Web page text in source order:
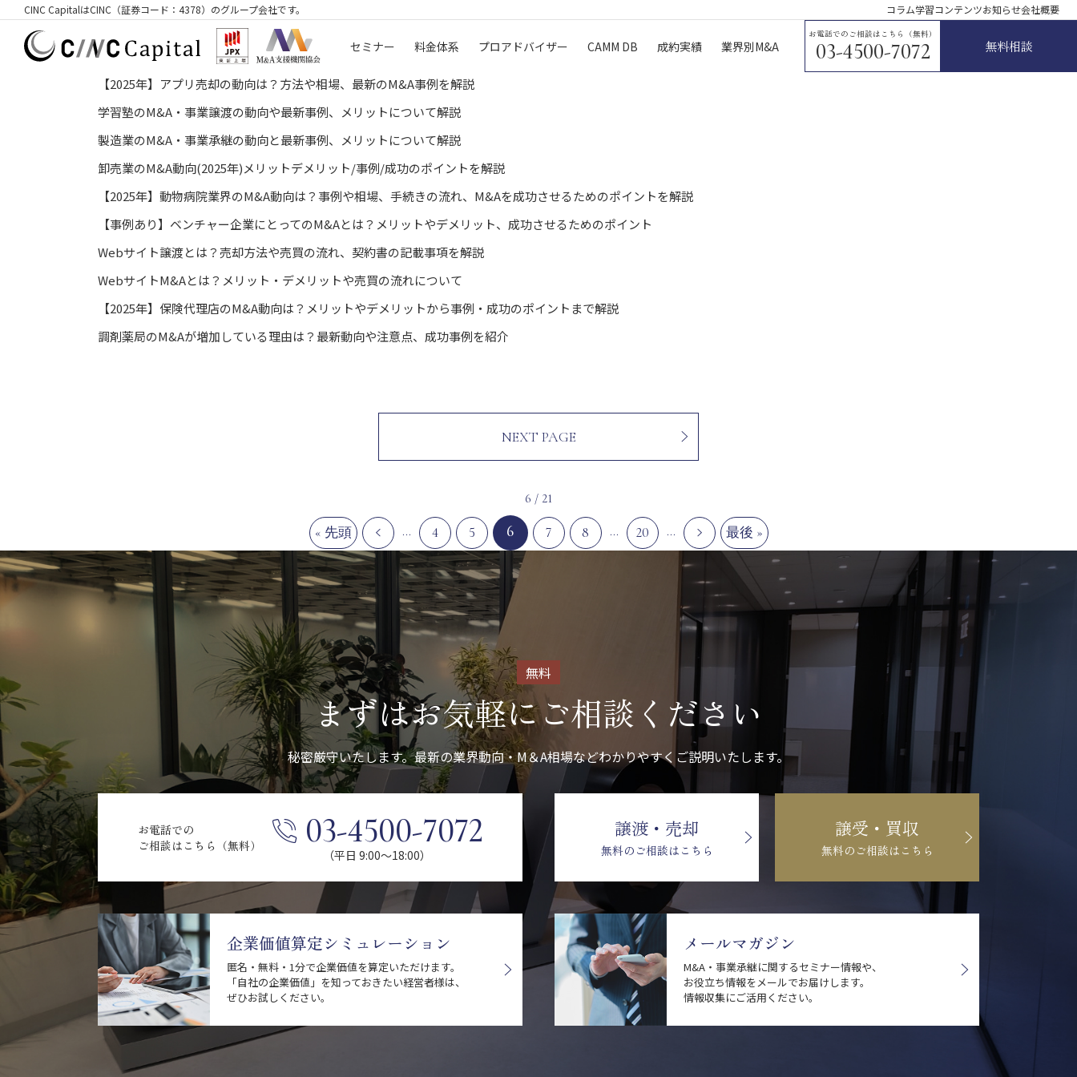
CINC CapitalはCINC（証券コード：4378）のグループ会社です。 コラム学習コンテンツお知らせ会社概要
セミナー 料金体系 プロアドバイザー CAMM DB 成約実績 業界別M&A
お電話でのご相談はこちら（無料）
03-4500-7072 無料相談
【2025年】アプリ売却の動向は？方法や相場、最新のM&A事例を解説
学習塾のM&A・事業譲渡の動向や最新事例、メリットについて解説
製造業のM&A・事業承継の動向と最新事例、メリットについて解説
卸売業のM&A動向(2025年)メリットデメリット/事例/成功のポイントを解説
【2025年】動物病院業界のM&A動向は？事例や相場、手続きの流れ、M&Aを成功させるためのポイントを解説
【事例あり】ベンチャー企業にとってのM&Aとは？メリットやデメリット、成功させるためのポイント
Webサイト譲渡とは？売却方法や売買の流れ、契約書の記載事項を解説
WebサイトM&Aとは？メリット・デメリットや売買の流れについて
【2025年】保険代理店のM&A動向は？メリットやデメリットから事例・成功のポイントまで解説
調剤薬局のM&Aが増加している理由は？最新動向や注意点、成功事例を紹介
NEXT PAGE
6 / 21
« 先頭 ... 4 5 6 7 8 ... 20 ... 最後 »
無料
まずはお気軽にご相談ください
秘密厳守いたします。最新の業界動向・M＆A相場などわかりやすくご説明いたします。
お電話での
ご相談はこちら（無料）
03-4500-7072
（平日 9:00〜18:00）
譲渡・売却
無料のご相談はこちら
譲受・買収
無料のご相談はこちら
企業価値算定シミュレーション
匿名・無料・1分で企業価値を算定いただけます。
「自社の企業価値」を知っておきたい経営者様は、
ぜひお試しください。
メールマガジン
M&A・事業承継に関するセミナー情報や、
お役立ち情報をメールでお届けします。
情報収集にご活用ください。